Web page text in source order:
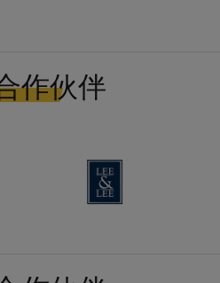
作伙伴